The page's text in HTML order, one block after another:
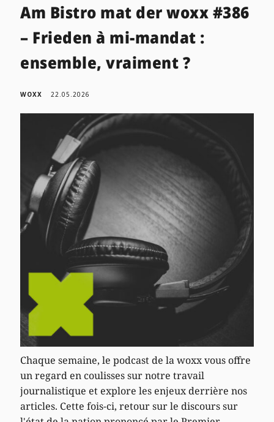
Am Bistro mat der woxx #386
– Frieden à mi-mandat :
ensemble, vraiment ?
WOXX 22.05.2026
Chaque semaine, le podcast de la woxx vous offre
un regard en coulisses sur notre travail
journalistique et explore les enjeux derrière nos
articles. Cette fois-ci, retour sur le discours sur